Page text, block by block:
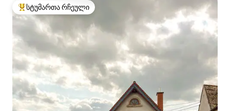
სტუმართა რჩეული მოწინავე ვარიანტი
სტუმართა რჩეული